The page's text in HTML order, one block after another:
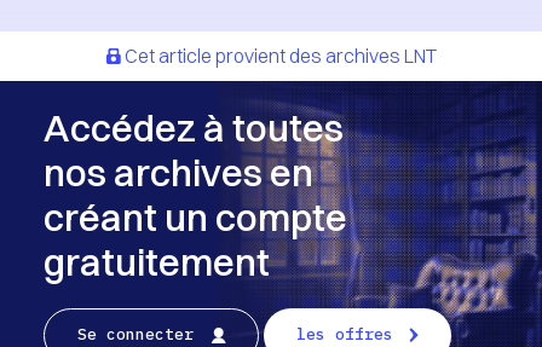
Cet article provient des archives LNT
Accédez à toutes
nos archives en
créant un compte
gratuitement
Se connecter les offres